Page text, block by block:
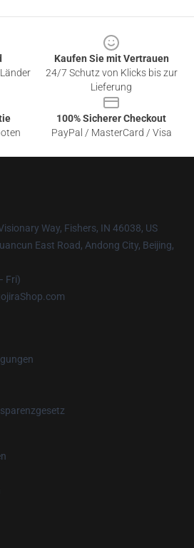
Kaufen Sie mit Vertrauen
24/7 Schutz von Klicks bis zur
Lieferung
100% Sicherer Checkout
PayPal / MasterCard / Visa
Way, Fishers, IN 46038, US
East Road, Andong City, Beijing,
Fri)